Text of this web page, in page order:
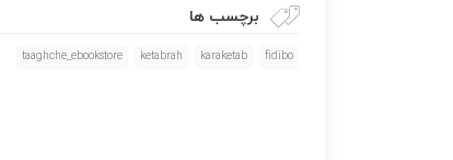
برچسب ها
fidibo
karaketab
ketabrah
taaghche_ebookstore